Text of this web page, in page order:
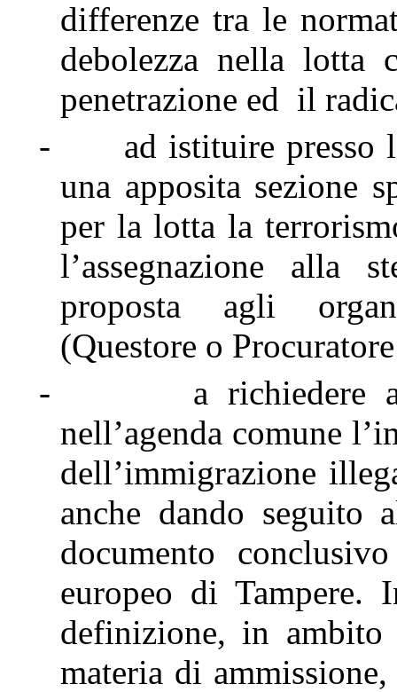
differenze tra le
debolezza nella lotta
penetrazione ed il
-
ad istituire presso
una apposita sezione
per la lotta la
l’assegnazione alla
proposta agli
(Questore o
-
a richiedere
nell’agenda comune
dell’immigrazione
anche dando seguito
documento
europeo di Tampere.
definizione, in
materia di